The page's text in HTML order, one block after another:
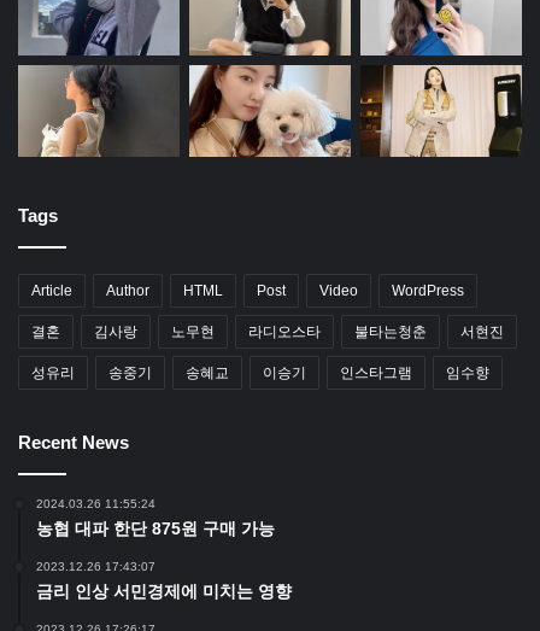
Tags
Article Author HTML Post Video WordPress
결혼 김사랑 노무현 라디오스타 불타는청춘 서현진
성유리 송중기 송혜교 이승기 인스타그램 임수향
Recent News
2024.03.26 11:55:24
농협 대파 한단 875원 구매 가능
2023.12.26 17:43:07
금리 인상 서민경제에 미치는 영향